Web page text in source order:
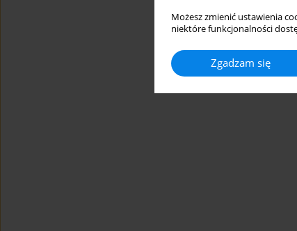
Możesz zmienić ustawienia
niektóre funkcjonalności
Zgadzam się